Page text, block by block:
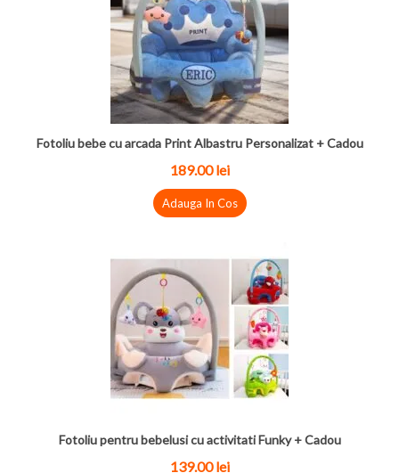
Fotoliu bebe cu arcada Print Albastru Personalizat + Cadou
189.00 lei
Adauga In Cos
Fotoliu pentru bebelusi cu activitati Funky + Cadou
139.00 lei